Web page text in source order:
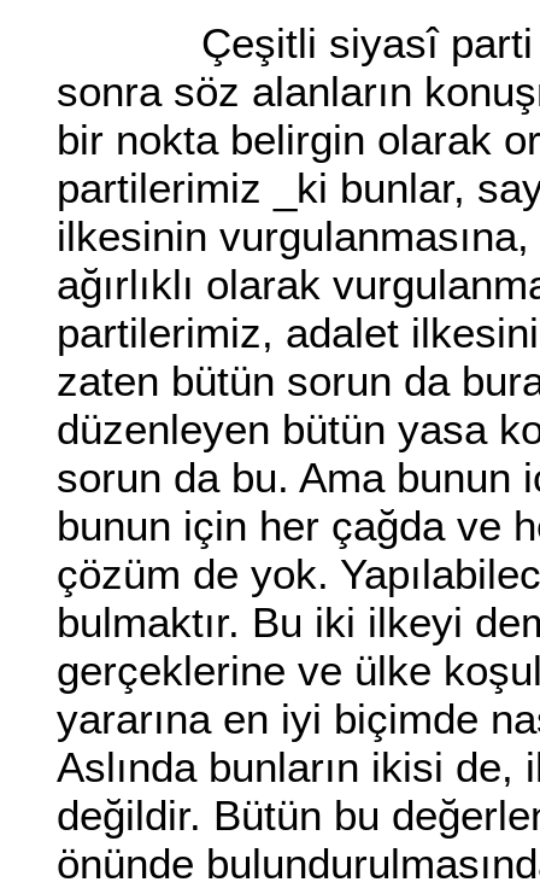
Çeşitli siyasî parti
sonra söz alanların
bir nokta belirgin olarak
partilerimiz _ki bunlar,
ilkesinin
ağırlıklı olarak
partilerimiz, adalet
zaten bütün sorun da
düzenleyen bütün yasa
sorun da bu. Ama bunun
bunun için her çağda ve
çözüm de yok.
bulmaktır. Bu iki ilkeyi
gerçeklerine ve ülke
yararına en iyi biçimde
Aslında bunların ikisi
değildir. Bütün bu
önünde